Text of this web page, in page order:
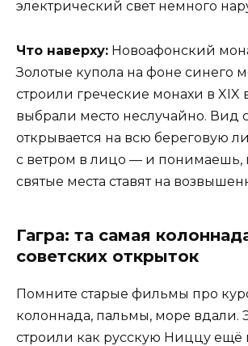
электрический свет немного
Что наверху: Новоафонский
Золотые купола на фоне синего
строили греческие монахи в XIX
выбрали место неслучайно. Вид
открывается на всю береговую
с ветром в лицо — и понимаешь,
святые места ставят на
Гагра: та самая
советских открыток
Помните старые фильмы про
колоннада, пальмы, море вдали.
строили как русскую Ниццу